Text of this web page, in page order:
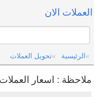
العملات الان
الرئيسية تحويل العملات
ملاحظة : اسعار